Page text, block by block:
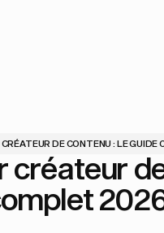
DE CONTENU : LE
créateur